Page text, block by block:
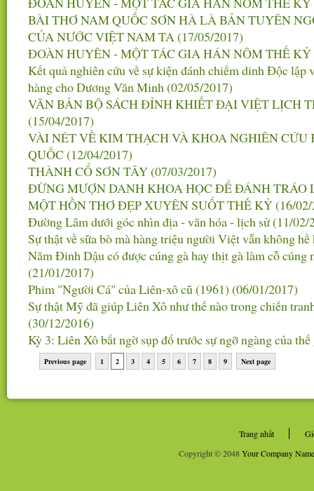
BÀI THƠ NAM QUỐC SƠN HÀ LÀ BẢN TUYÊN
CỦA NƯỚC VIỆT NAM TA(17/05/2017)
ĐOÀN HUYÊN - MỘT TÁC GIA HÁN NÔM THẾ
Kết quả nghiên cứu về sự kiện đánh chiếm dinh Độc lập
hàng cho Dương Văn Minh(02/05/2017)
VĂN BẢN BỘ SÁCH ĐỈNH KHIẾT ĐẠI VIỆT LỊCH
(15/04/2017)
VÀI NÉT VỀ KIM THẠCH VÀ KHOA NGHIÊN CỨU
QUỐC(12/04/2017)
THÀNH CỔ SƠN TÂY(07/03/2017)
ĐỪNG MƯỢN DANH KHOA HỌC ĐỂ ĐÁNH TRÁO
MỘT HỒN THƠ ĐẸP XUYÊN SUỐT THẾ KỶ(16/
Đường Lâm dưới góc nhìn địa - văn hóa - lịch sử(11/02/
Sự thật về sữa bò mà hàng triệu người Việt vẫn không
Năm Đinh Dậu có được cúng gà hay thịt gà làm cỗ cúng
(21/01/2017)
Phim "Người Cá" của Liên-xô cũ (1961) (06/01/2017)
Sự thật Mỹ đã giúp Liên Xô như thế nào trong chiến
(30/12/2016)
Kỳ 3: Liên Xô bất ngờ sụp đổ trước sự ngỡ ngàng của
Previous page 1 2 3 4 5 6 7 8 9 Next page
Trang nhất
Copyright © 2048Your Company Name